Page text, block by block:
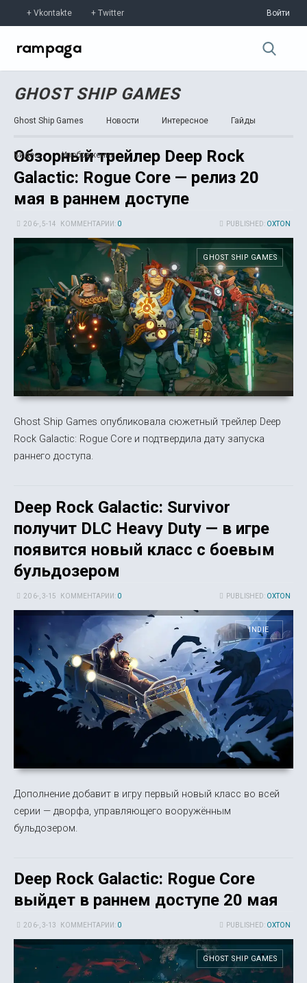
Vkontakte Twitter Войти
GHOST SHIP GAMES
Ghost Ship Games Новости Интересное Гайды
Видео Изображения
Обзорный трейлер Deep Rock
Galactic: Rogue Core — релиз 20
мая в раннем доступе
PUBLISHED: OXTON
20 6-, 5-14 КОММЕНТАРИИ: 0
GHOST SHIP GAMES
Ghost Ship Games опубликовала сюжетный трейлер Deep
Rock Galactic: Rogue Core и подтвердила дату запуска
раннего доступа.
Deep Rock Galactic: Survivor
получит DLC Heavy Duty — в игре
появится новый класс с боевым
бульдозером
PUBLISHED: OXTON
20 6-, 3-15 КОММЕНТАРИИ: 0
INDIE
Дополнение добавит в игру первый новый класс во всей
серии — дворфа, управляющего вооружённым
бульдозером.
Deep Rock Galactic: Rogue Core
выйдет в раннем доступе 20 мая
PUBLISHED: OXTON
20 6-, 3-13 КОММЕНТАРИИ: 0
GHOST SHIP GAMES